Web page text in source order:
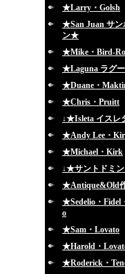
★Larry・Golsh
★San Juan サン
ン★
★Mike・Bird-
★Laguna ラグ
★Duane・
★Chris・Pruitt
↓★Isleta イス
★Andy Lee・
★Michael・Kirk
↓★サントドミ
★Antique&Old
★Sedelio・Fidel
o
★Sam・Lovato
★Harold・
★Roderick・